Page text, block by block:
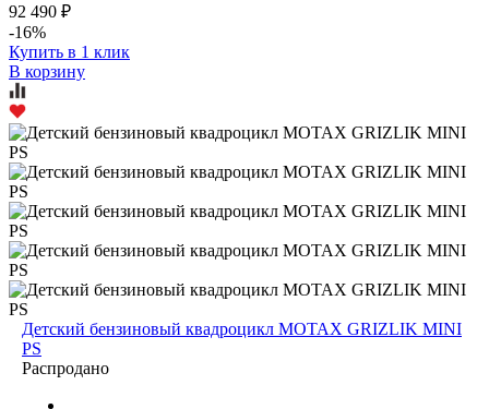
92 490 ₽
-16%
Купить в 1 клик
В корзину
Детский бензиновый квадроцикл MOTAX GRIZLIK MINI
PS
Распродано